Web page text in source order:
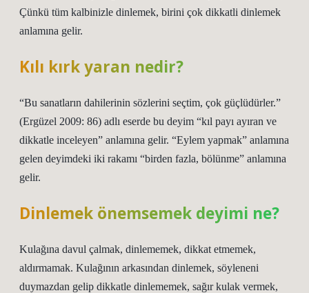
Çünkü tüm kalbinizle dinlemek, birini çok dikkatli dinlemek
anlamına gelir.
Kılı kırk yaran nedir?
“Bu sanatların dahilerinin sözlerini seçtim, çok güçlüdürler.”
(Ergüzel 2009: 86) adlı eserde bu deyim “kıl payı ayıran ve
dikkatle inceleyen” anlamına gelir. “Eylem yapmak” anlamına
gelen deyimdeki iki rakamı “birden fazla, bölünme” anlamına
gelir.
Dinlemek önemsemek deyimi ne?
Kulağına davul çalmak, dinlememek, dikkat etmemek,
aldırmamak. Kulağının arkasından dinlemek, söyleneni
duymazdan gelip dikkatle dinlememek, sağır kulak vermek,